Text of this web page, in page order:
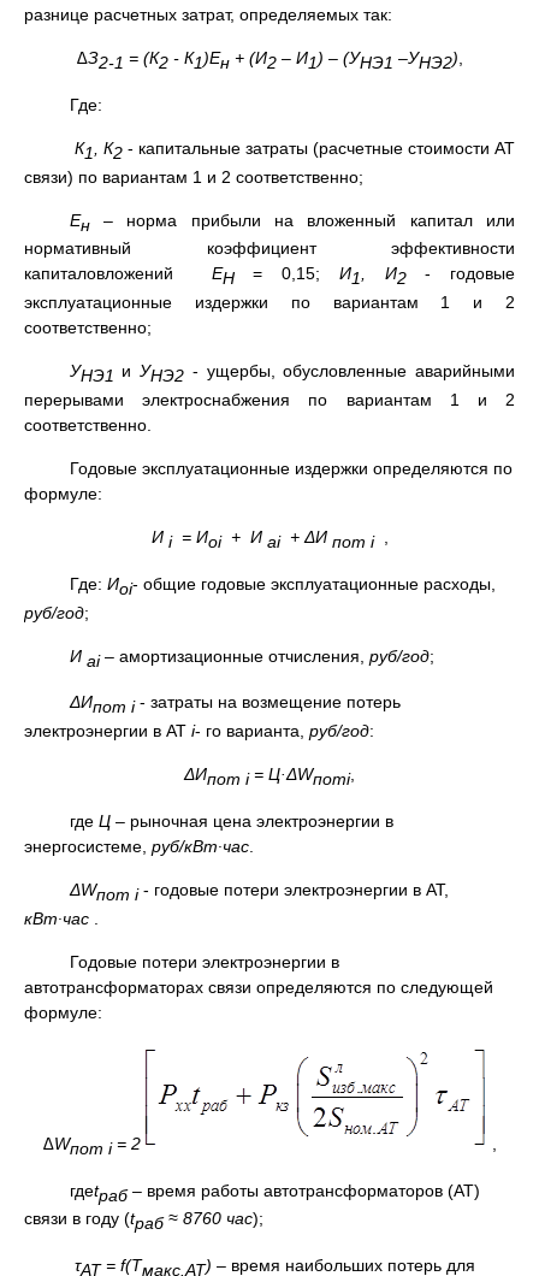
разнице расчетных затрат, определяемых так:
∆З2-1 = (К2- К1)Ен+ (И2– И1) – (УНЭ1 –УНЭ2)
Где:
К1 , К2 - капитальные затраты (расчетные стоимости АТ
связи) по вариантам 1 и 2 соответственно;
Ен
– норма прибыли на вложенный капитал или
нормативный коэффициент эффективности
капиталовложений ЕН= 0,15; И1, И2- годовые
эксплуатационные издержки по вариантам 1 и 2
соответственно;
УНЭ1 иУНЭ2 - ущербы, обусловленные аварийными
перерывами электроснабжения по вариантам 1 и 2
соответственно.
Годовые эксплуатационные издержки определяются по
формуле:
И i = Иоi + Иаi + ΔИпот i
Где: Иоi- общие годовые эксплуатационные расходы,
руб/год;
Иаi – амортизационные отчисления, руб/год;
ΔИпот i - затраты на возмещение потерь
электроэнергии в АТ i- го варианта, руб/год:
ΔИпот i= Ц·ΔWпотi,
где Ц– рыночная цена электроэнергии в
энергосистеме, руб/кВт∙час
ΔWпот i- годовые потери электроэнергии в АТ,
кВт∙час
Годовые потери электроэнергии в
автотрансформаторах связи определяются по следующей
формуле:
∆Wпот i= 2
гдеtраб– время работы автотрансформаторов (АТ)
связи в году (tраб≈ 8760 час);
τАТ= f(Тмакс.АТ) – время наибольших потерь для